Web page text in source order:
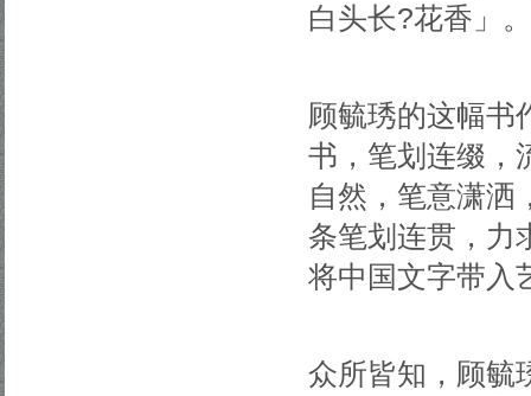
白头长?花香」。
顾毓琇的这幅书
书，笔划连缀，
自然，笔意潇洒
条笔划连贯，力
将中国文字带入
众所皆知，顾毓